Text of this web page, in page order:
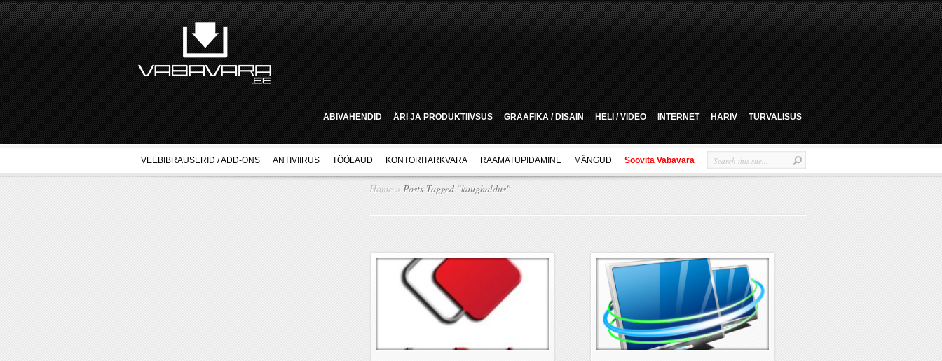
ABIVAHENDID ÄRI JA PRODUKTIIVSUS GRAAFIKA / DISAIN HELI / VIDEO INTERNET HARIV TURVALISUS
VEEBIBRAUSERID / ADD-ONS ANTIVIIRUS TÖÖLAUD KONTORITARKVARA RAAMATUPIDAMINE MÄNGUD Soovita Vabavara
Home » Posts Tagged "kaughaldus"